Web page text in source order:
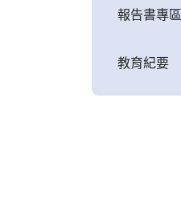
報告書專區
教育紀要